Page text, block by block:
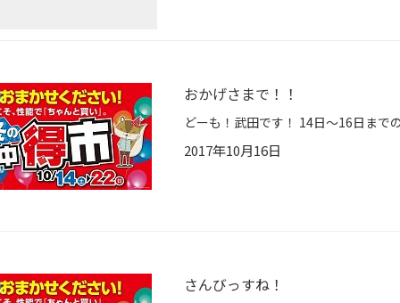
おかげさまで！！
2017年10月16日
さんびっすね！